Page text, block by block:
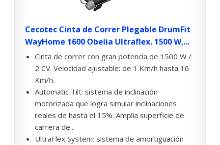
Cecotec Cinta de Correr Plegable DrumFit
WayHome 1600 Obelia Ultraflex. 1500 W,...
Cinta de correr con gran potencia de 1500 W /
2 CV. Velocidad ajustable: de 1 Km/h hasta 16
Km/h.
Automatic Tilt: sistema de inclinación
motorizada que logra simular inclinaciones
reales de hasta el 15%. Amplia superficie de
carrera de...
UltraFlex System: sistema de amortiguación